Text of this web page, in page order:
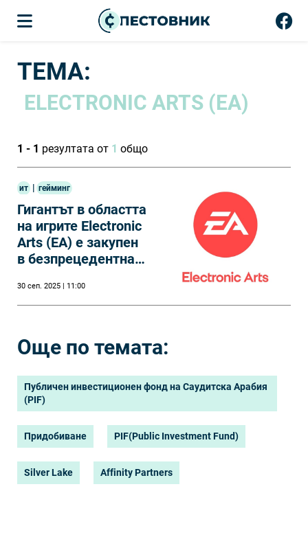
ТЕМА:
ELECTRONIC ARTS (EA)
1 - 1 резултата от 1 общо
ит | гейминг
Гигантът в областта
на игрите Electronic
Arts (EA) е закупен
в безпрецедентна
долара
30 сеп. 2025 | 11:00
Още по темата:
Публичен инвестиционен фонд на Саудитска Арабия
(PIF)
Придобиване PIF(Public Investment Fund)
Silver Lake Affinity Partners